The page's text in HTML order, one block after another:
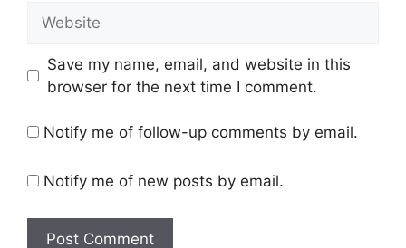
Save my name, email, and website in this
browser for the next time I comment.
Notify me of follow-up comments by email.
Notify me of new posts by email.